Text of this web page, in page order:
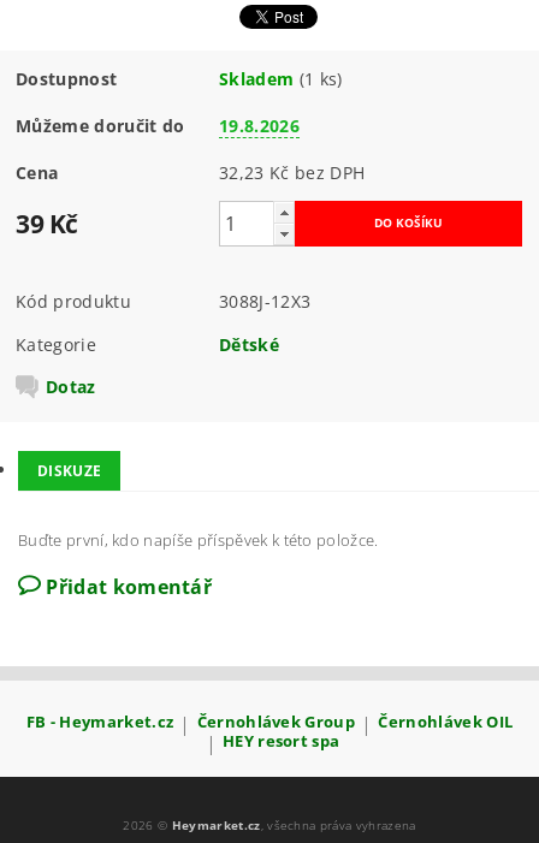
Dostupnost Skladem (1 ks)
Můžeme doručit do 19.8.2026
Cena 32,23 Kč bez DPH
39 Kč
Kód produktu
3088J-12X3
Kategorie
Dětské
Dotaz
DISKUZE
Buďte první, kdo napíše příspěvek k této položce.
Přidat komentář
FB - Heymarket.cz | Černohlávek Group | Černohlávek OIL
| HEY resort spa
2026 © Heymarket.cz , všechna práva vyhrazena